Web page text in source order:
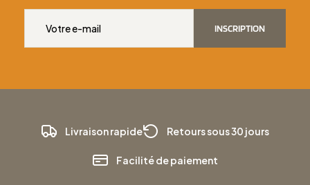
INSCRIPTION
Livraison rapide Retours sous 30 jours
Facilité de paiement